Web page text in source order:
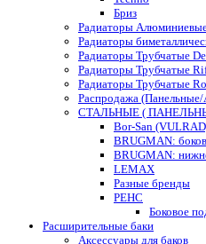
Бриз
Радиаторы
Радиаторы
Радиаторы Трубчатые
Радиаторы Трубчатые
Радиаторы Трубчатые
Распродажа
СТАЛЬНЫЕ (
Bor-San
BRUGMAN:
BRUGMAN:
LEMAX
Разные бренды
РЕНС
Боковое
Расширительные баки
Аксессуары для баков